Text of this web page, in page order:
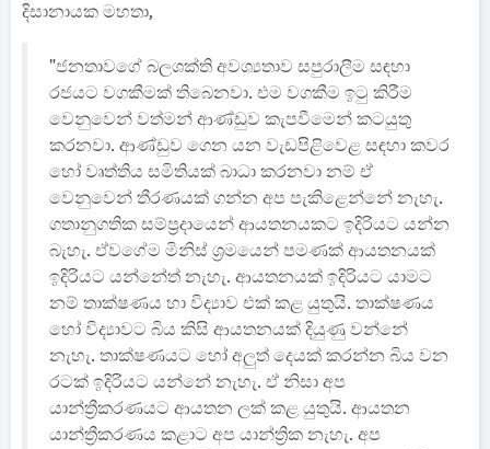
දිසානායක මහතා,
"ජනතාවගේ බලශක්ති අවශ්‍යතාව සපුරාලීම සඳහා
රජයට වගකීමක් තිබෙනවා. එම වගකීම ඉටු කිරීම
වෙනුවෙන් වත්මන් ආණ්ඩුව කැපවීමෙන් කටයුතු
කරනවා. ආණ්ඩුව ගෙන යන වැඩපිළිවෙළ සඳහා කවර
හෝ වෘත්තිය සමිතියක් බාධා කරනවා නම් ඒ
වෙනුවෙන් තීරණයක් ගන්න අප පැකිළෙන්නේ නැහැ.
ගතානුගතික සම්ප්‍රදායෙන් ආයතනයකට ඉදිරියට යන්න
බැහැ. ඒවගේම මිනිස් ශ්‍රමයෙන් පමණක් ආයතනයක්
ඉදිරියට යන්නේත් නැහැ. ආයතනයක් ඉදිරියට යාමට
නම් තාක්ෂණය හා විද්‍යාව එක් කළ යුතුයි. තාක්ෂණය
හෝ විද්‍යාවට බිය කිසි ආයතනයක් දියුණු වන්නේ
නැහැ. තාක්ෂණයට හෝ අලුත් දෙයක් කරන්න බිය වන
රටක් ඉදිරියට යන්නේ නැහැ. ඒ නිසා අප
යාන්ත්‍රීකරණයට ආයතන ලක් කළ යුතුයි. ආයතන
යාන්ත්‍රීකරණය කළාට අප යාන්ත්‍රික නැහැ. අප